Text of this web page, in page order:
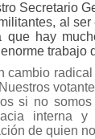
Secretario
al
que hay
trabajo
cambio
si no
interna
de quien